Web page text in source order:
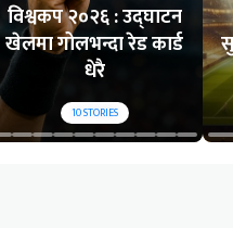
विश्वकप २०२६ : उद्घाटन
खेलमा गोलभन्दा रेड कार्ड
धेरै
10STORIES